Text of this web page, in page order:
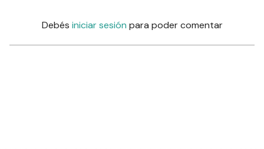
Debés iniciar sesión para poder comentar